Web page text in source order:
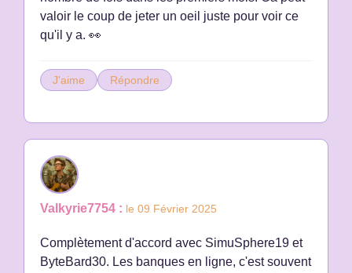
valoir le coup de jeter un oeil juste pour voir ce
qu'il y a. 👀
J'aime Répondre
Valkyrie7754 : le 09 Février 2025
Complètement d'accord avec SimuSphere19 et
ByteBard30. Les banques en ligne, c'est souvent